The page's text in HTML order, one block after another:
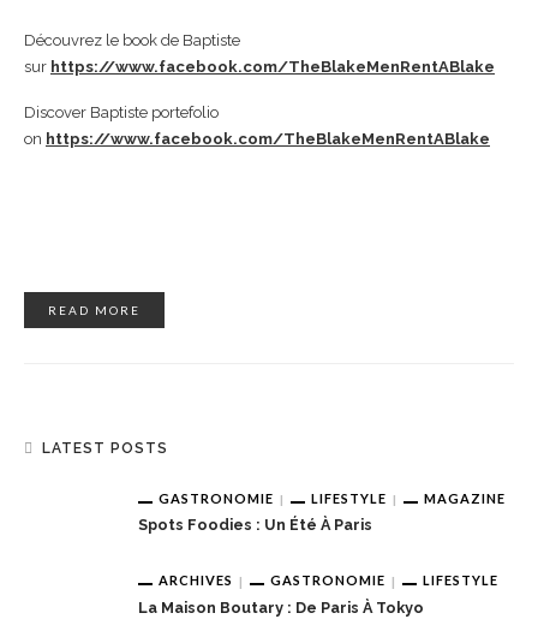
Découvrez le book de Baptiste
sur https://www.facebook.com/TheBlakeMenRentABlake
Discover Baptiste portefolio
on https://www.facebook.com/TheBlakeMenRentABlake
READ MORE
LATEST POSTS
GASTRONOMIE LIFESTYLE MAGAZINE
Spots Foodies : Un Été À Paris
ARCHIVES GASTRONOMIE LIFESTYLE
La Maison Boutary : De Paris À Tokyo